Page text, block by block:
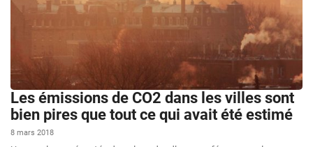
Les émissions de CO2 dans les villes sont
bien pires que tout ce qui avait été estimé
8 mars 2018